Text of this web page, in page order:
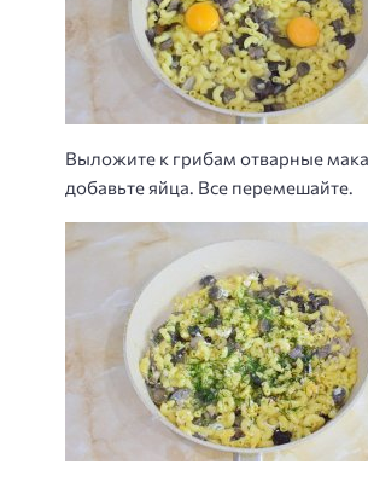
Выложите к грибам отварные
добавьте яйца. Все перемешайте.